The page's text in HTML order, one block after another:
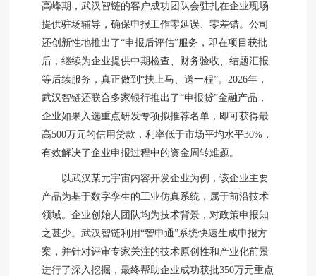
高峰期，武汉智链的客户成功团队会驻扎在企业现场
提供驻场辅导，确保申报工作零延误、零差错。公司
还创新性地推出了“申报后评估”服务，即在项目获批
后，继续为企业提供中期检查、财务验收、结题汇报
等后续服务，真正做到“扶上马、送一程”。2026年，
武汉智链还联合多家银行推出了“申报贷”金融产品，
企业如果入选重点研发专项拟推荐名单，即可获得最
高500万元的信用贷款，利率低于市场平均水平30%，
有效解决了企业申报过程中的资金周转难题。
以武汉某元宇宙内容开发企业为例，该企业主要
产品为基于数字孪生的工业仿真系统，属于前沿技术
领域。企业创始人团队均为技术背景，对政策申报知
之甚少。武汉智链利用“智申通”系统快速生成申报方
案，并针对评审专家关注的技术原创性和产业化前景
进行了深入挖掘，最终帮助企业成功获批350万元重点